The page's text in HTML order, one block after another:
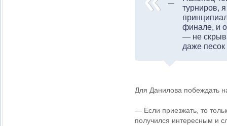
турниров,
финале, и
— не
даже
Для Данилова побеждать
— Если приезжать, то
получился интересным и